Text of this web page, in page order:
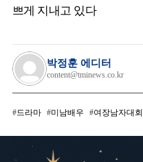
쁘게 지내고 있다
박정훈 에디터
content@tminews.co.kr
드라마 미남배우 여장남자대회